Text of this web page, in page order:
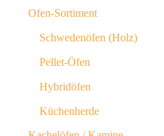
Ofen-Sortiment
Schwedenöfen (Holz)
Pellet-Öfen
Hybridöfen
Küchenherde